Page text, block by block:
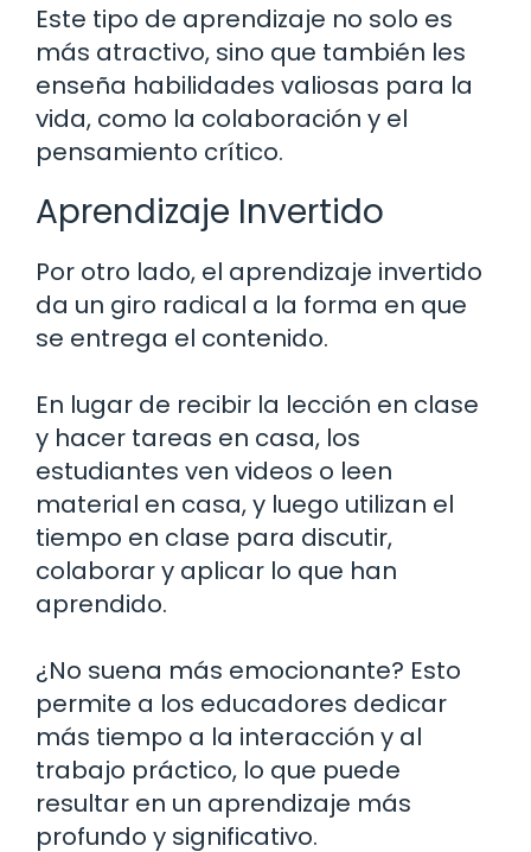
Este tipo de aprendizaje no solo es
más atractivo, sino que también les
enseña habilidades valiosas para la
vida, como la colaboración y el
pensamiento crítico.
Aprendizaje Invertido
Por otro lado, el aprendizaje invertido
da un giro radical a la forma en que
se entrega el contenido.
En lugar de recibir la lección en clase
y hacer tareas en casa, los
estudiantes ven videos o leen
material en casa, y luego utilizan el
tiempo en clase para discutir,
colaborar y aplicar lo que han
aprendido.
¿No suena más emocionante? Esto
permite a los educadores dedicar
más tiempo a la interacción y al
trabajo práctico, lo que puede
resultar en un aprendizaje más
profundo y significativo.